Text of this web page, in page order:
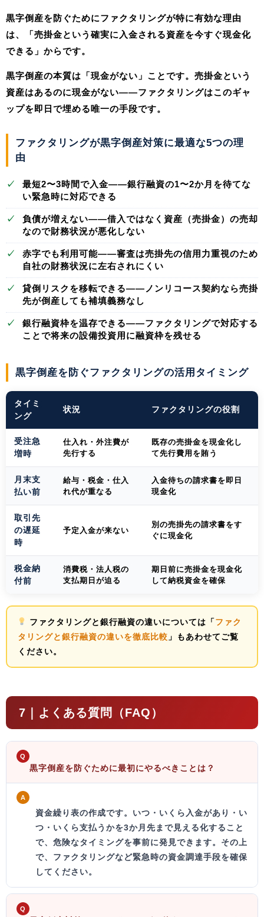
黒字倒産を防ぐためにファクタリングが特に有効な理由
は、
「売掛金という確実に入金される資産を今すぐ現金化
できる」 からです。
黒字倒産の本質は「現金がない」ことです。売掛金という
資産はあるのに現金がない——ファクタリングはこのギャ
ップを即日で埋める唯一の手段です。
ファクタリングが黒字倒産対策に最適な5つの理
由
✓ 最短2〜3時間で入金——銀行融資の1〜2か月を待てな
い緊急時に対応できる
✓ 負債が増えない——借入ではなく資産（売掛金）の売却
なので財務状況が悪化しない
✓ 赤字でも利用可能——審査は売掛先の信用力重視のため
自社の財務状況に左右されにくい
✓ 貸倒リスクを移転できる——ノンリコース契約なら売掛
先が倒産しても補填義務なし
✓ 銀行融資枠を温存できる——ファクタリングで対応する
ことで将来の設備投資用に融資枠を残せる
黒字倒産を防ぐファクタリングの活用タイミング
タイミ
ング
状況 ファクタリングの役割
受注急
増時
仕入れ・外注費が
先行する
既存の売掛金を現金化し
て先行費用を賄う
月末支
払い前
給与・税金・仕入
れ代が重なる
入金待ちの請求書を即日
現金化
取引先
の遅延
時
予定入金が来ない
別の売掛先の請求書をす
ぐに現金化
税金納
付前
消費税・法人税の
支払期日が迫る
期日前に売掛金を現金化
して納税資金を確保
ファクタリングと銀行融資の違いについては「ファク
タリングと銀行融資の違いを徹底比較 」もあわせてご覧
ください。
7｜よくある質問（FAQ）
Q
黒字倒産を防ぐために最初にやるべきことは？
A
資金繰り表の作成です。いつ・いくら入金があり・い
つ・いくら支払うかを3か月先まで見える化すること
で、危険なタイミングを事前に発見できます。その上
で、ファクタリングなど緊急時の資金調達手段を確保
してください。
Q